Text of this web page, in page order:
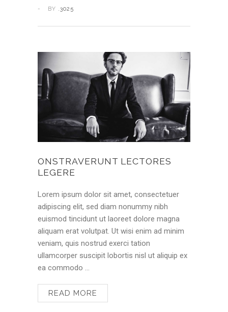
BY .3025
ONSTRAVERUNT LECTORES
LEGERE
Lorem ipsum dolor sit amet, consectetuer
adipiscing elit, sed diam nonummy nibh
euismod tincidunt ut laoreet dolore magna
aliquam erat volutpat. Ut wisi enim ad minim
veniam, quis nostrud exerci tation
ullamcorper suscipit lobortis nisl ut aliquip ex
ea commodo …
READ MORE